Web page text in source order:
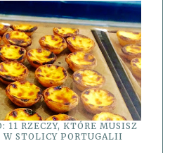
11 RZECZY, KTÓRE MUSISZ
W STOLICY PORTUGALII